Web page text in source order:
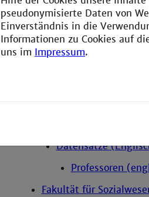
Start
Department of
Fakultät für Gestaltung
Datensätze
Professoren
Fakultät für
pseudonymisierte Daten von
Einverständnis in die
Informationen zu Cookies auf
uns im Impressum.